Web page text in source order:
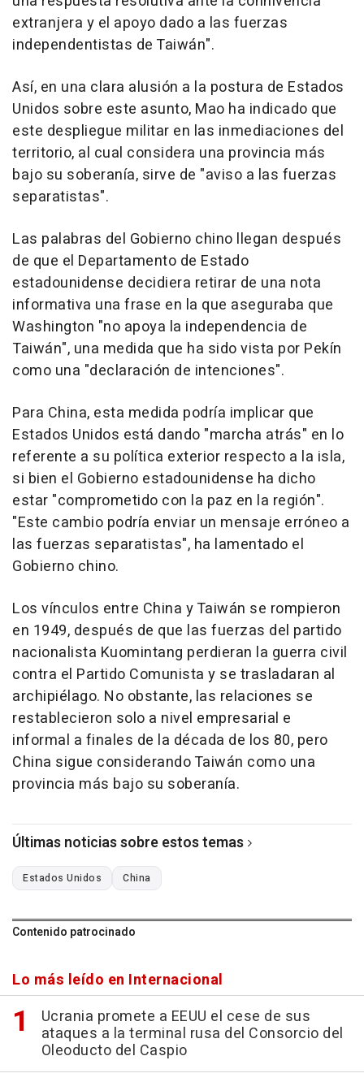
extranjera y el apoyo dado a las fuerzas
independentistas de Taiwán".
Así, en una clara alusión a la postura de Estados
Unidos sobre este asunto, Mao ha indicado que
este despliegue militar en las inmediaciones del
territorio, al cual considera una provincia más
bajo su soberanía, sirve de "aviso a las fuerzas
separatistas".
Las palabras del Gobierno chino llegan después
de que el Departamento de Estado
estadounidense decidiera retirar de una nota
informativa una frase en la que aseguraba que
Washington "no apoya la independencia de
Taiwán", una medida que ha sido vista por Pekín
como una "declaración de intenciones".
Para China, esta medida podría implicar que
Estados Unidos está dando "marcha atrás" en lo
referente a su política exterior respecto a la isla,
si bien el Gobierno estadounidense ha dicho
estar "comprometido con la paz en la región".
"Este cambio podría enviar un mensaje erróneo a
las fuerzas separatistas", ha lamentado el
Gobierno chino.
Los vínculos entre China y Taiwán se rompieron
en 1949, después de que las fuerzas del partido
nacionalista Kuomintang perdieran la guerra civil
contra el Partido Comunista y se trasladaran al
archipiélago. No obstante, las relaciones se
restablecieron solo a nivel empresarial e
informal a finales de la década de los 80, pero
China sigue considerando Taiwán como una
provincia más bajo su soberanía.
Últimas noticias sobre estos temas
Estados Unidos China
Contenido patrocinado
Lo más leído en Internacional
Ucrania promete a EEUU el cese de sus
ataques a la terminal rusa del Consorcio del
Oleoducto del Caspio